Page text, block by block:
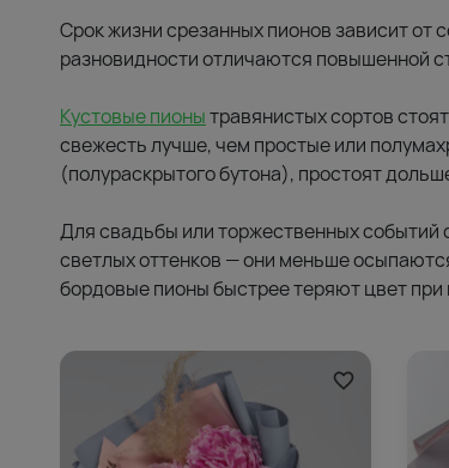
Срок жизни срезанных пионов зависит от
разновидности отличаются повышенной
Кустовые пионытравянистых сортов
свежесть лучше, чем простые или
(полураскрытого бутона), простоят
Для свадьбы или торжественных
светлых оттенков — они меньше
бордовые пионы быстрее теряют цвет